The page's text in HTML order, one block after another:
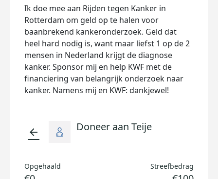
Ik doe mee aan Rijden tegen Kanker in
Rotterdam om geld op te halen voor
baanbrekend kankeronderzoek. Geld dat
heel hard nodig is, want maar liefst 1 op de 2
mensen in Nederland krijgt de diagnose
kanker. Sponsor mij en help KWF met de
financiering van belangrijk onderzoek naar
kanker. Namens mij en KWF: dankjewel!
arrow_back Doneer aan Teije
Opgehaald Streefbedrag